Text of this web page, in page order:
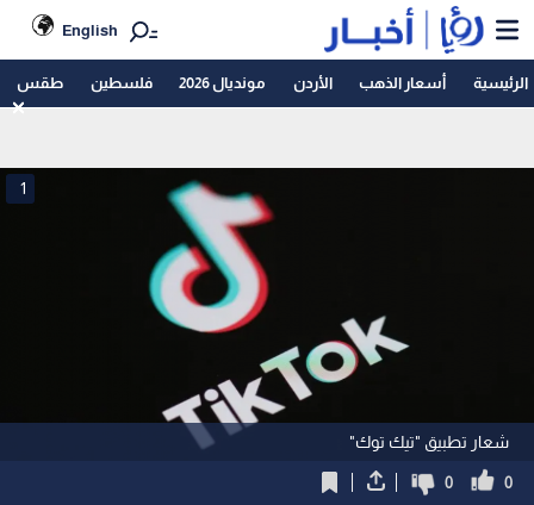
English
الرئيسية أسعار الذهب الأردن مونديال 2026 فلسطين طقس
شعار تطبيق "تيك توك"
1
0
0